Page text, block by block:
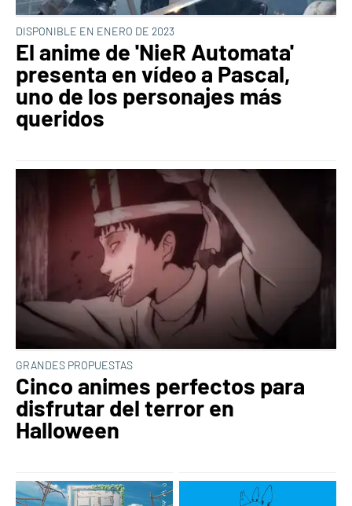
DISPONIBLE EN ENERO DE 2023
El anime de 'NieR Automata'
presenta en vídeo a Pascal,
uno de los personajes más
queridos
GRANDES PROPUESTAS
Cinco animes perfectos para
disfrutar del terror en
Halloween